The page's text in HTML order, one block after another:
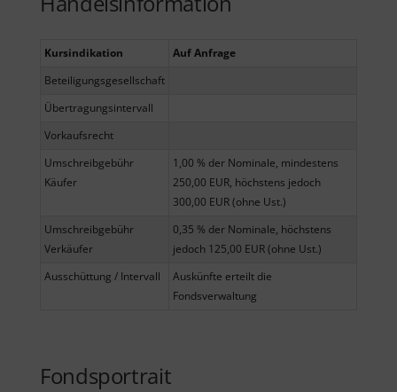
Kursindikation
Auf Anfrage
Beteiligungsgesellschaft
Übertragungsintervall
Vorkaufsrecht
Umschreibgebühr
Käufer
1,00 % der Nominale, mindestens
250,00 EUR, höchstens jedoch
300,00 EUR (ohne Ust.)
Umschreibgebühr
Verkäufer
0,35 % der Nominale, höchstens
jedoch 125,00 EUR (ohne Ust.)
Ausschüttung / Intervall
Auskünfte erteilt die
Fondsverwaltung
Fondsportrait